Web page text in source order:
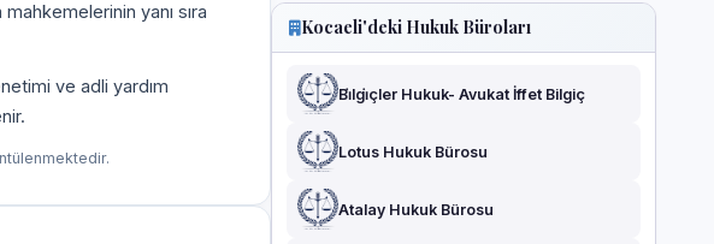
yanı sıra
ve adli yardım
Kocaeli'deki Hukuk Büroları
Bi̇lgi̇çler Hukuk- Avukat İffet Bilgiç
Lotus Hukuk Bürosu
Atalay Hukuk Bürosu